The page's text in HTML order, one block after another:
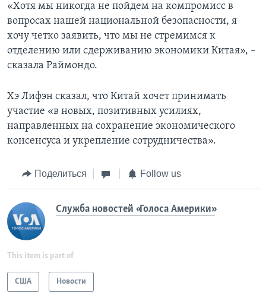
«Хотя мы никогда не пойдем на компромисс в
вопросах нашей национальной безопасности, я
хочу четко заявить, что мы не стремимся к
отделению или сдерживанию экономики Китая», –
сказала Раймондо.
Хэ Лифэн сказал, что Китай хочет принимать
участие «в новых, позитивных усилиях,
направленных на сохранение экономического
консенсуса и укрепление сотрудничества».
Поделиться Follow us
Служба новостей «Голоса Америки»
This item is part of
США Новости